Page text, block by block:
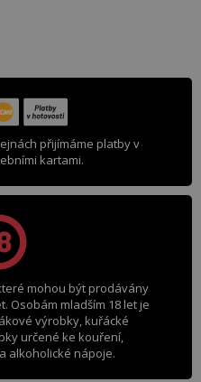
přijímáme platby v
kartami.
mohou být prodávány
Osobám mladším 18 let je
výrobky, kuřácké
určené ke kouření,
alkoholické nápoje.